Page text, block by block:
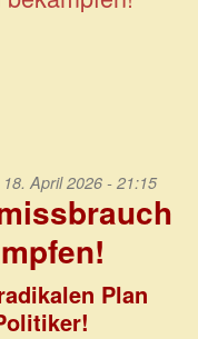
April 2026 - 21:15
Plan